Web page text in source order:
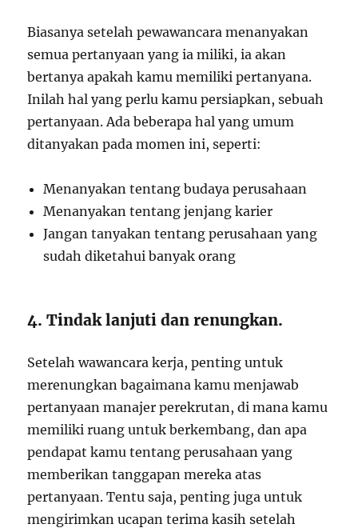
Biasanya setelah pewawancara menanyakan
semua pertanyaan yang ia miliki, ia akan
bertanya apakah kamu memiliki pertanyana.
Inilah hal yang perlu kamu persiapkan, sebuah
pertanyaan. Ada beberapa hal yang umum
ditanyakan pada momen ini, seperti:
Menanyakan tentang budaya perusahaan
Menanyakan tentang jenjang karier
Jangan tanyakan tentang perusahaan yang
sudah diketahui banyak orang
4. Tindak lanjuti dan renungkan.
Setelah wawancara kerja, penting untuk
merenungkan bagaimana kamu menjawab
pertanyaan manajer perekrutan, di mana kamu
memiliki ruang untuk berkembang, dan apa
pendapat kamu tentang perusahaan yang
memberikan tanggapan mereka atas
pertanyaan. Tentu saja, penting juga untuk
mengirimkan ucapan terima kasih setelah